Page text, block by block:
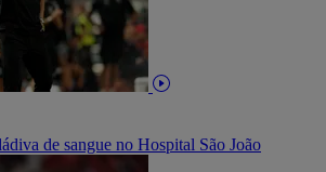
de sangue no Hospital São João